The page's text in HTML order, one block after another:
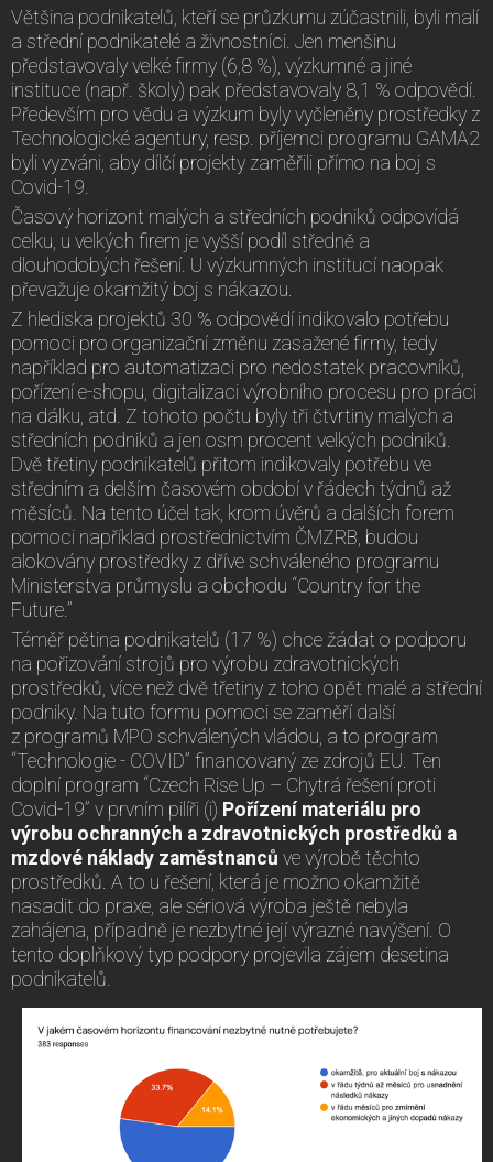
Většina podnikatelů, kteří se průzkumu zúčastnili, byli malí
a střední podnikatelé a živnostníci. Jen menšinu
představovaly velké firmy (6,8 %), výzkumné a jiné
instituce (např. školy) pak představovaly 8,1 % odpovědí.
Především pro vědu a výzkum byly vyčleněny prostředky z
Technologické agentury, resp. příjemci programu GAMA2
byli vyzváni, aby dílčí projekty zaměřili přímo na boj s
Covid-19.
Časový horizont malých a středních podniků odpovídá
celku, u velkých firem je vyšší podíl středně a
dlouhodobých řešení. U výzkumných institucí naopak
převažuje okamžitý boj s nákazou.
Z hlediska projektů 30 % odpovědí indikovalo potřebu
pomoci pro organizační změnu zasažené firmy, tedy
například pro automatizaci pro nedostatek pracovníků,
pořízení e-shopu, digitalizaci výrobního procesu pro práci
na dálku, atd. Z tohoto počtu byly tři čtvrtiny malých a
středních podniků a jen osm procent velkých podniků.
Dvě třetiny podnikatelů přitom indikovaly potřebu ve
středním a delším časovém období v řádech týdnů až
měsíců. Na tento účel tak, krom úvěrů a dalších forem
pomoci například prostřednictvím ČMZRB, budou
alokovány prostředky z dříve schváleného programu
Ministerstva průmyslu a obchodu “Country for the
Future.”
Téměř pětina podnikatelů (17 %) chce žádat o podporu
na pořizování strojů pro výrobu zdravotnických
prostředků, více než dvě třetiny z toho opět malé a střední
podniky. Na tuto formu pomoci se zaměří další
z programů MPO schválených vládou, a to program
“Technologie - COVID” financovaný ze zdrojů EU. Ten
doplní program “Czech Rise Up – Chytrá řešení proti
Covid-19” v prvním pilíři (i) Pořízení materiálu pro
výrobu ochranných a zdravotnických prostředků a
mzdové náklady zaměstnanců ve výrobě těchto
prostředků. A to u řešení, která je možno okamžitě
nasadit do praxe, ale sériová výroba ještě nebyla
zahájena, případně je nezbytné její výrazné navýšení. O
tento doplňkový typ podpory projevila zájem desetina
podnikatelů.